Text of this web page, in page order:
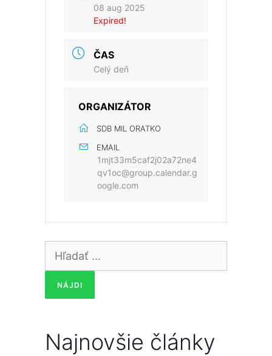
08 aug 2025
Expired!
ČAS
Celý deň
ORGANIZÁTOR
SDB MIL ORATKO
EMAIL
1mjt33m5caf2j02a72ne4
qv1oc@group.calendar.g
oogle.com
Hľadať:
Najnovšie články